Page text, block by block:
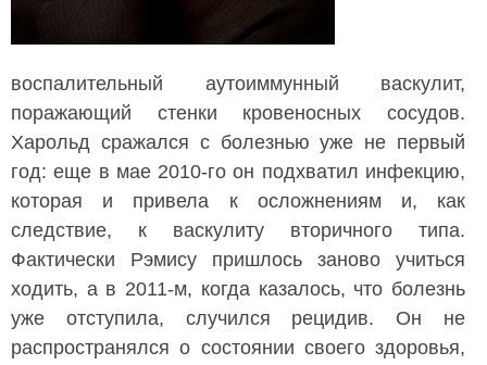
воспалительный аутоиммунный васкулит,
поражающий стенки кровеносных сосудов.
Харольд сражался с болезнью уже не первый
год: еще в мае 2010-го он подхватил инфекцию,
которая и привела к осложнениям и, как
следствие, к васкулиту вторичного типа.
Фактически Рэмису пришлось заново учиться
ходить, а в 2011-м, когда казалось, что болезнь
уже отступила, случился рецидив. Он не
распространялся о состоянии своего здоровья,